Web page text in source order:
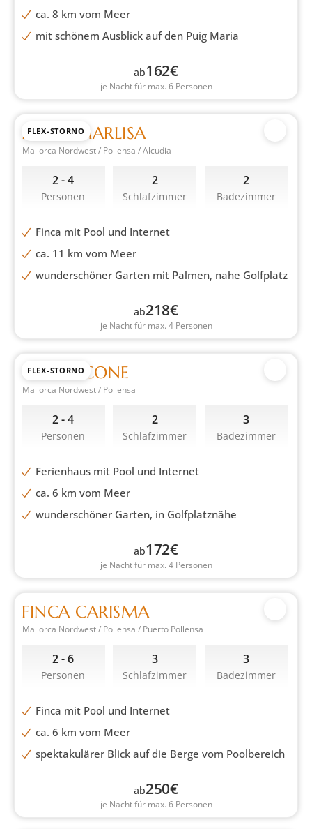
ca. 8 km vom Meer
mit schönem Ausblick auf den Puig Maria
ab162€
je Nacht für max. 6 Personen
FLEX-STORNO
FINCA MARLISA
Mallorca Nordwest / Pollensa / Alcudia
2 - 4
Personen
2
Schlafzimmer
2
Badezimmer
Finca mit Pool und Internet
ca. 11 km vom Meer
wunderschöner Garten mit Palmen, nahe Golfplatz
ab218€
je Nacht für max. 4 Personen
FLEX-STORNO
CASA PICONE
Mallorca Nordwest / Pollensa
2 - 4
Personen
2
Schlafzimmer
3
Badezimmer
Ferienhaus mit Pool und Internet
ca. 6 km vom Meer
wunderschöner Garten, in Golfplatznähe
ab172€
je Nacht für max. 4 Personen
FINCA CARISMA
Mallorca Nordwest / Pollensa / Puerto Pollensa
2 - 6
Personen
3
Schlafzimmer
3
Badezimmer
Finca mit Pool und Internet
ca. 6 km vom Meer
spektakulärer Blick auf die Berge vom Poolbereich
ab250€
je Nacht für max. 6 Personen